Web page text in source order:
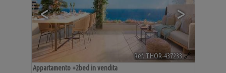
< >
Ref. THOR-437233 🔗
Appartamento +2bed in vendita